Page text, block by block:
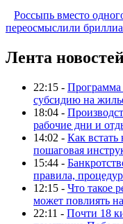
Россыпь вместо
переосмыслили
Лента
22:15 - Программа
субсидию на
18:04 -
рабочие дни и
14:02 - Как встать
пошаговая
15:44 -
правила,
12:15 - Что такое
может повлиять
22:11 - Почти 18